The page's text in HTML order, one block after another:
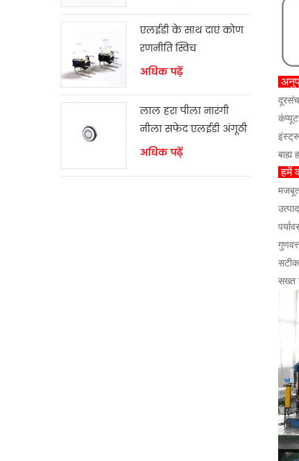
बाह्य
हमें
मजबूत
सटीक
सख्त
एलईडी के साथ दाएं कोण
रणनीति स्विच
अधिक पढ़ें
लाल हरा पीला नारंगी
नीला सफेद एलईडी अंगूठी
क्षणिक स्विच
अधिक पढ़ें